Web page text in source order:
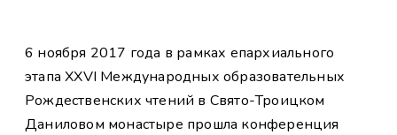
6 ноября 2017 года в рамках епархиального
этапа XXVI Международных образовательных
Рождественских чтений в Свято-Троицком
Даниловом монастыре прошла конференция